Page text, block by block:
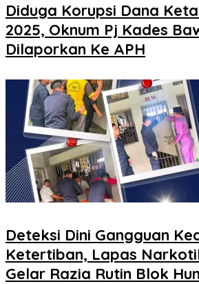
Diduga Korupsi Dana
2025, Oknum Pj Kades
Dilaporkan Ke APH
Deteksi Dini Gangguan
Ketertiban, Lapas
Gelar Razia Rutin Blok